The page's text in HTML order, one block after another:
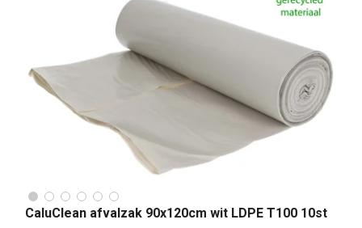
CaluClean afvalzak 90x120cm wit LDPE T100 10st